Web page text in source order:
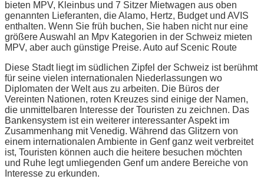
bieten MPV, Kleinbus und 7 Sitzer Mietwagen aus oben
genannten Lieferanten, die Alamo, Hertz, Budget und AVIS
enthalten. Wenn Sie früh buchen, Sie haben nicht nur eine
größere Auswahl an Mpv Kategorien in der Schweiz mieten
MPV, aber auch günstige Preise. Auto auf Scenic Route
Diese Stadt liegt im südlichen Zipfel der Schweiz ist berühmt
für seine vielen internationalen Niederlassungen wo
Diplomaten der Welt aus zu arbeiten. Die Büros der
Vereinten Nationen, roten Kreuzes sind einige der Namen,
die unmittelbaren Interesse der Touristen zu zeichnen. Das
Bankensystem ist ein weiterer interessanter Aspekt im
Zusammenhang mit Venedig. Während das Glitzern von
einem internationalen Ambiente in Genf ganz weit verbreitet
ist, Touristen können auch die heitere besuchen möchten
und Ruhe legt umliegenden Genf um andere Bereiche von
Interesse zu erkunden.